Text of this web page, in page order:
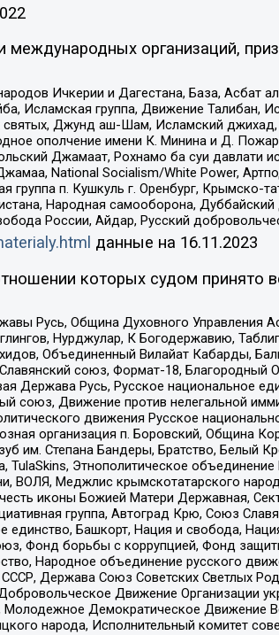
организаций,
Ичкерии и Дагестана, База, Асбат
Исламская группа, Движение Талибан,
Джунд аш-Шам, Исламский
ополчение имени К. Минина и Д.
Джамаат, Рохнамо ба суи давлати
National Socialism/White Power,
группа п. Кушкуль г. Оренбург, Крымско-
Народная самооборона,
России, Айдар, Русский
данные на 16.11.2023
которых судом принято
Русь, Община Духовного Управления
Нурджулар, К Богодержавию,
Объединенный Вилайат Кабарды,
союз, Формат-18, Благородный
Держава Русь, Русское национальное
союз, Движение против нелегальной
движения Русское
организация п. Боровский, Община
им. Степана Бандеры, Братство, Белый
Этнополитическое
ВОЛЯ, Меджлис крымскотатарского
иконы Божией Матери Державная,
группа, Автоград Крю, Союз
единство, Башкорт, Нация и свобода,
Фонд борьбы с коррупцией, Фонд
Народное объединение русского
Держава Союз Советских Светлых
Движение Организации
Молодежное Демократическое Движение
народа, Исполнительный комитет